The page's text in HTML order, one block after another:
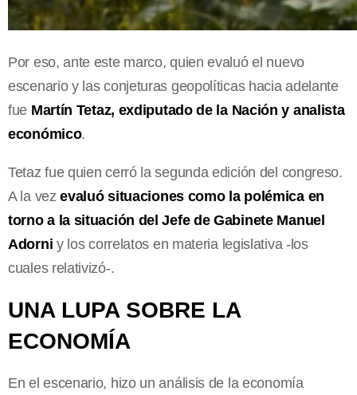
Por eso, ante este marco, quien evaluó el nuevo
escenario y las conjeturas geopolíticas hacia adelante
fue Martín Tetaz, exdiputado de la Nación y analista
económico.
Tetaz fue quien cerró la segunda edición del congreso.
A la vezevaluó situaciones como la polémica en
torno a la situación del Jefe de Gabinete Manuel
Adorni y los correlatos en materia legislativa -los
cuales relativizó-.
UNA LUPA SOBRE LA
ECONOMÍA
En el escenario, hizo un análisis de la economía